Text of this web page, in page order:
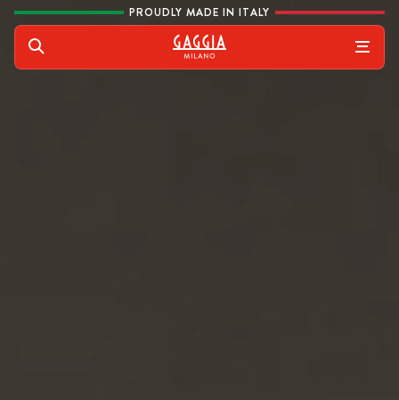
Skip to content PROUDLY MADE IN ITALY
Gaggia